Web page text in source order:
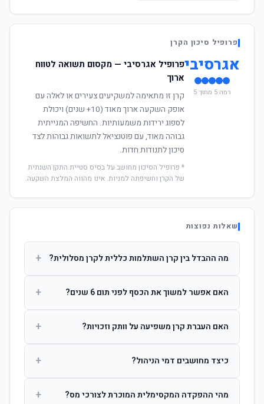
פרופיל סיכון הקרן
אגרסיבי
רמה 5 מתוך 5
פרופיל אגרסיבי — מקסום תשואה לטווח
ארוך
קרן זו מתאימה למשקיעים צעירים או לאלה עם
אופק השקעה ארוך מאוד (10+ שנים) ויכולת
לספוג ירידות משמעותיות. החשיפה המנייתית
גבוהה מאוד, עם פוטנציאל לתשואות גבוהות לצד
סיכון לתנודות חדות.
* פרופיל הסיכון מחושב על בסיס סטיית התקן השנתית
של הקרן וחשיפתה למניות. אינו מהווה המלצת השקעה.
שאלות נפוצות
מה ההבדל בין קרן השתלמות כללית לקרן מסלולית? +
ההשקעות. קרן מסלולית עוקבת אחרי מדד ספציפי ומאפשרת
האם אפשר למשוך את הכסף לפני תום 6 שנים? +
הרווחים. לאחר 6 שנים ניתן למשוך פטור ממס עד לתקרה
האם העברת קרן משפיעה על וותק וזכויות? +
החברות. הוותק ממשיך להיספר מיום ההפקדה הראשונה.
כיצד מחושבים דמי הניהול? +
ומתן על שיעורם בעת הצטרפות.
מהי ההפקדה המקסימלית המוכרת לצורכי מס? +